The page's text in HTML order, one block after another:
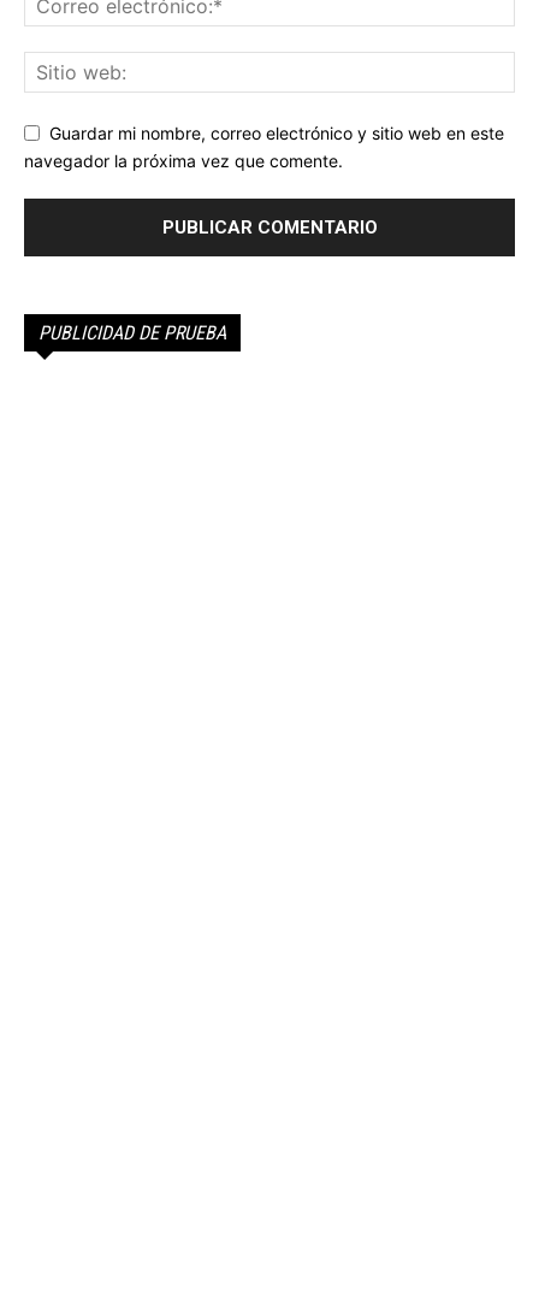
Guardar mi nombre, correo electrónico y sitio web en este
navegador la próxima vez que comente.
PUBLICIDAD DE PRUEBA